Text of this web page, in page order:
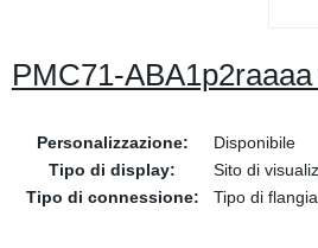
PMC71-
Personalizzazione:
Disponibile
Tipo di display:
Sito di
Tipo di connessione:
Tipo di flangia